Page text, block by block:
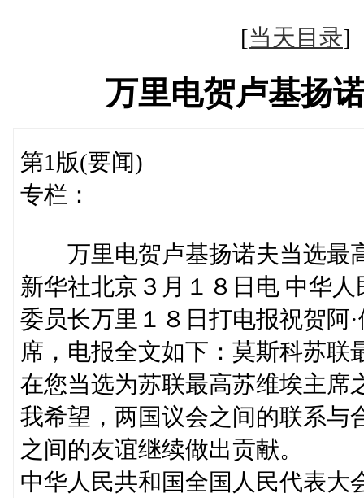
[当天目录
万里电贺卢基扬
第1版(要闻)
专栏：
万里电贺卢基扬诺夫当选最
新华社北京３月１８日电 中华
委员长万里１８日打电报祝贺阿
席，电报全文如下：莫斯科苏联
在您当选为苏联最高苏维埃主席
我希望，两国议会之间的联系与
之间的友谊继续做出贡献。
中华人民共和国全国人民代表